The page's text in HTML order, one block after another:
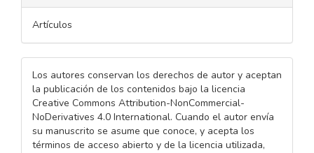
Artículos
Los autores conservan los derechos de autor y aceptan
la publicación de los contenidos bajo la licencia
Creative Commons Attribution-NonCommercial-
NoDerivatives 4.0 International. Cuando el autor envía
su manuscrito se asume que conoce, y acepta los
términos de acceso abierto y de la licencia utilizada,